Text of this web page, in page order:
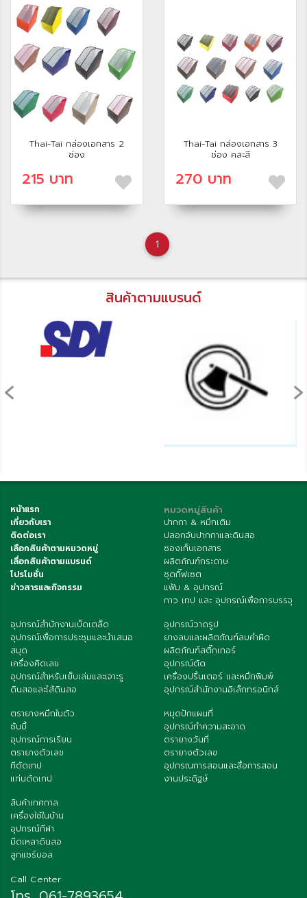
Thai-Tai กล่องเอกสาร 2
ช่อง
215 บาท
Thai-Tai กล่องเอกสาร 3
ช่อง คละสี
270 บาท
1
สินค้าตามแบรนด์
‹ ›
หน้าแรก
เกี่ยวกับเรา
ติดต่อเรา
เลือกสินค้าตามหมวดหมู่
เลื่อกสินค้าตามแบรนด์
โปรโมชั่น
ข่าวสารและกิจกรรม
หมวดหมู่สินค้า
ปากกา & หมึกเติม
ปลอกจับปากกาและดินสอ
ซองเก็บเอกสาร
ผลิตภัณฑ์กระดาษ
ชุดกิ๊ฟเซต
แฟ้ม & อุปกรณ์
กาว เทป และ อุปกรณ์เพื่อการบรรจุ
อุปกรณ์สำนักงานเบ็ดเตล็ด
อุปกรณ์เพื่อการประชุมและนำเสนอ
สมุด
เครื่องคิดเลข
อุปกรณ์สำหรับเย็บเล่มและเจาะรู
ดินสอและไส้ดินสอ
อุปกรณ์วาดรูป
ยางลบและผลิตภัณฑ์ลบคำผิด
ผลิตภัณฑ์สติ๊กเกอร์
อุปกรณ์ตัด
เครื่องปริ้นเตอร์ และหมึกพิมพ์
อุปกรณ์สำนักงานอิเล็กทรอนิกส์
ตรายางหมึกในตัว
ซันบี้
อุปกรณ์การเรียน
ตรายางตัวเลข
ทีตัดเทป
แท่นตัดเทป
หมุดปักแผนที่
อุปกรณ์ทำความสะอาด
ตรายางวันที่
ตรายางตัวเลข
อุปกรณการสอนและสื่อการสอน
งานประดิฐษ์
สินค้าเทศกาล
เครื่องใช้ในบ้าน
อุปกรณ์กีฬา
มีดเหลาดินสอ
ลูกแชร์บอล
Call Center